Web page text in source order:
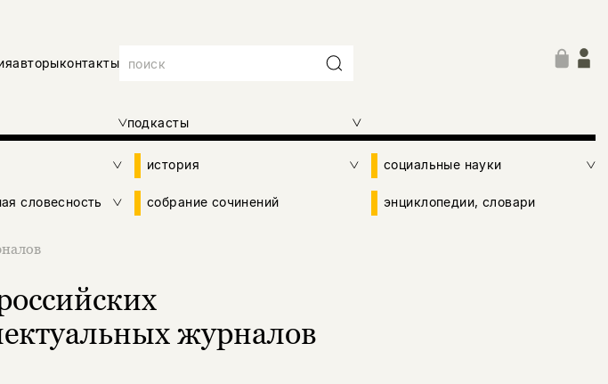
авторыконтакты
подкасты
история социальные науки
словесность собрание сочинений энциклопедии, словари
журналов